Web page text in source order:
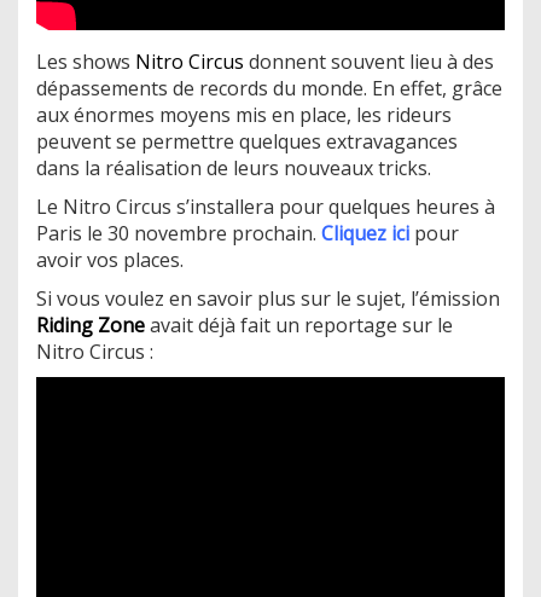
Les shows Nitro Circus donnent souvent lieu à des
dépassements de records du monde. En effet, grâce
aux énormes moyens mis en place, les rideurs
peuvent se permettre quelques extravagances
dans la réalisation de leurs nouveaux tricks.
Le Nitro Circus s’installera pour quelques heures à
Paris le 30 novembre prochain. Cliquez ici pour
avoir vos places.
Si vous voulez en savoir plus sur le sujet, l’émission
Riding Zoneavait déjà fait un reportage sur le
Nitro Circus :